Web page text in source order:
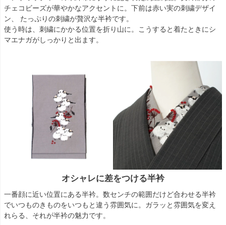
チェコビーズが華やかなアクセントに。下前は赤い実の刺繍デザイ
ン、 たっぷりの刺繍が贅沢な半衿です。
使う時は、刺繍にかかる位置を折り山に。こうすると着たときにシ
マエナガがしっかりと出ます。
オシャレに差をつける半衿
一番顔に近い位置にある半衿。数センチの範囲だけど合わせる半衿
でいつものきものをいつもと違う雰囲気に。ガラッと雰囲気を変え
れらる、それが半衿の魅力です。